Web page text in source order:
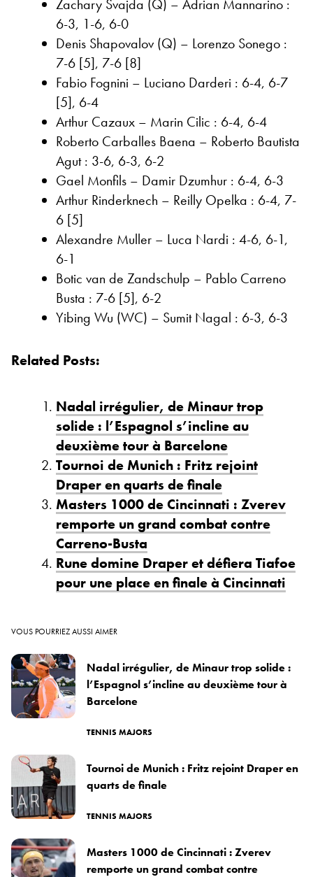
Zachary Svajda (Q) – Adrian Mannarino :
6-3, 1-6, 6-0
Denis Shapovalov (Q) – Lorenzo Sonego :
7-6 [5], 7-6 [8]
Fabio Fognini – Luciano Darderi : 6-4, 6-7
[5], 6-4
Arthur Cazaux – Marin Cilic : 6-4, 6-4
Roberto Carballes Baena – Roberto Bautista
Agut : 3-6, 6-3, 6-2
Gael Monfils – Damir Dzumhur : 6-4, 6-3
Arthur Rinderknech – Reilly Opelka : 6-4, 7-
6 [5]
Alexandre Muller – Luca Nardi : 4-6, 6-1,
6-1
Botic van de Zandschulp – Pablo Carreno
Busta : 7-6 [5], 6-2
Yibing Wu (WC) – Sumit Nagal : 6-3, 6-3
Related Posts:
Nadal irrégulier, de Minaur trop
solide : l’Espagnol s’incline au
deuxième tour à Barcelone
Tournoi de Munich : Fritz rejoint
Draper en quarts de finale
Masters 1000 de Cincinnati : Zverev
remporte un grand combat contre
Carreno-Busta
Rune domine Draper et défiera Tiafoe
pour une place en finale à Cincinnati
VOUS POURRIEZ AUSSI AIMER
Nadal irrégulier, de Minaur trop solide :
l’Espagnol s’incline au deuxième tour à
Barcelone
TENNIS MAJORS
Tournoi de Munich : Fritz rejoint Draper en
quarts de finale
TENNIS MAJORS
Masters 1000 de Cincinnati : Zverev
remporte un grand combat contre